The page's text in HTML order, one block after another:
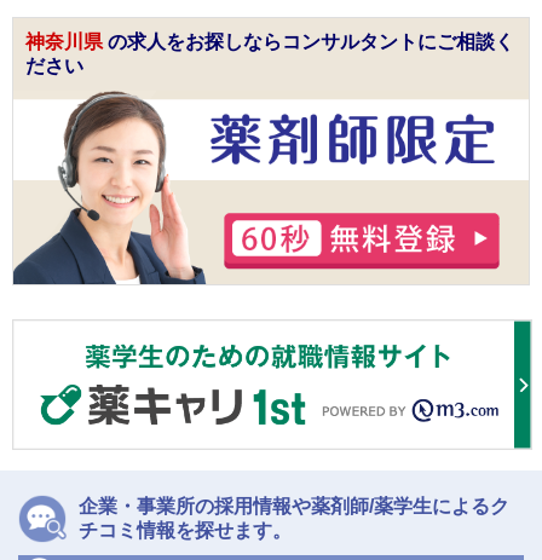
神奈川県 の求人をお探しならコンサルタントにご相談く
ださい
企業・事業所の採用情報や薬剤師/薬学生によるク
チコミ情報を探せます。